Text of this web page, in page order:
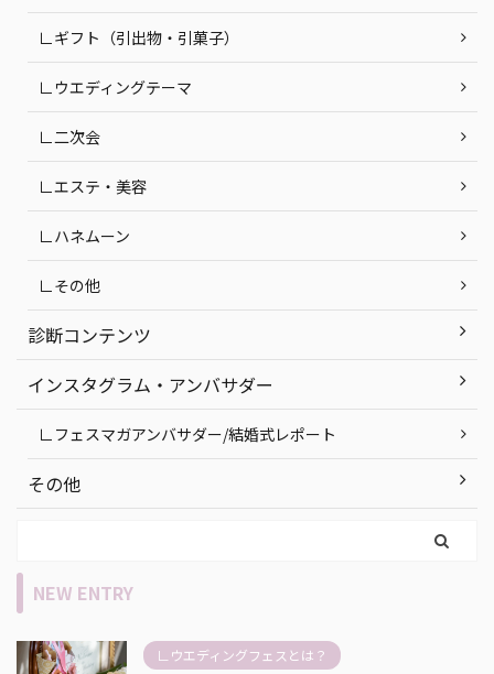
∟ギフト（引出物・引菓子）
∟ウエディングテーマ
∟二次会
∟エステ・美容
∟ハネムーン
∟その他
診断コンテンツ
インスタグラム・アンバサダー
∟フェスマガアンバサダー/結婚式レポート
その他
NEW ENTRY
∟ウエディングフェスとは？